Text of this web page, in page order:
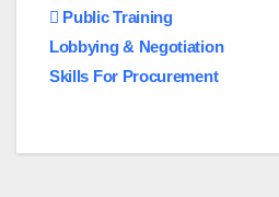
Navigasi
pos
Public Training
Lobbying & Negotiation
Skills For Procurement